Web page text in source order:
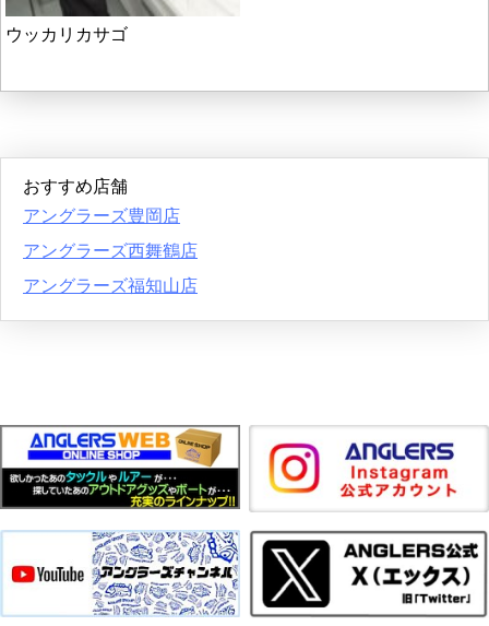
ウッカリカサゴ
おすすめ店舗
アングラーズ豊岡店
アングラーズ西舞鶴店
アングラーズ福知山店